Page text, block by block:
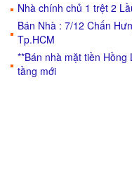
Nhà chính chủ 1 trệt 2
Bán Nhà : 7/12 Chấn
Tp.HCM
**Bán nhà mặt tiền
tầng mới